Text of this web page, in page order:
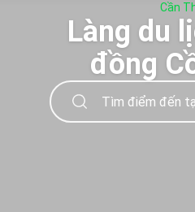
Cần
Làng du
đồng